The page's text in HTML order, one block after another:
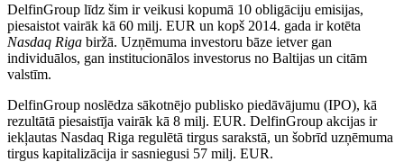
DelfinGroup līdz šim ir veikusi kopumā 10 obligāciju emisijas,
piesaistot vairāk kā 60 milj. EUR un kopš 2014. gada ir kotēta
Nasdaq Riga biržā. Uzņēmuma investoru bāze ietver gan
individuālos, gan institucionālos investorus no Baltijas un citām
valstīm.
DelfinGroup noslēdza sākotnējo publisko piedāvājumu (IPO), kā
rezultātā piesaistīja vairāk kā 8 milj. EUR. DelfinGroup akcijas ir
iekļautas Nasdaq Riga regulētā tirgus sarakstā, un šobrīd uzņēmuma
tirgus kapitalizācija ir sasniegusi 57 milj. EUR.